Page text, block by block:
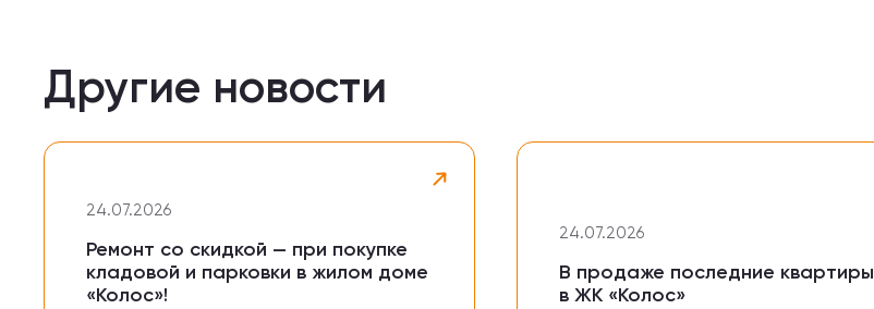
Другие новости
24.07.2026
Ремонт со скидкой — при покупке
кладовой и парковки в жилом доме
«Колос»!
24.07.2026
В продаже последние квартиры
в ЖК «Колос»